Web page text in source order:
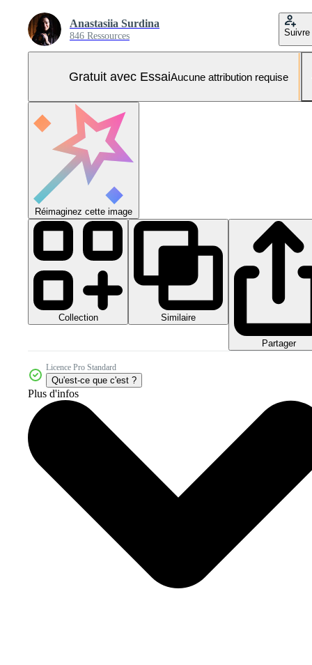
Anastasiia Surdina
846 Ressources Suivre
Gratuit avec EssaiAucune attribution requise
Réimaginez cette image
Collection Similaire
Partager
Licence Pro Standard
Qu'est-ce que c'est ?
Plus d'infos